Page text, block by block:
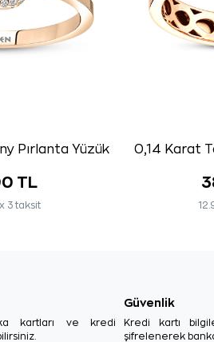
Pırlanta Yüzük
TL
3 taksit
0,14 Karat
kartları ve kredi
Güvenlik
Kredi kartı
şifrelenerek